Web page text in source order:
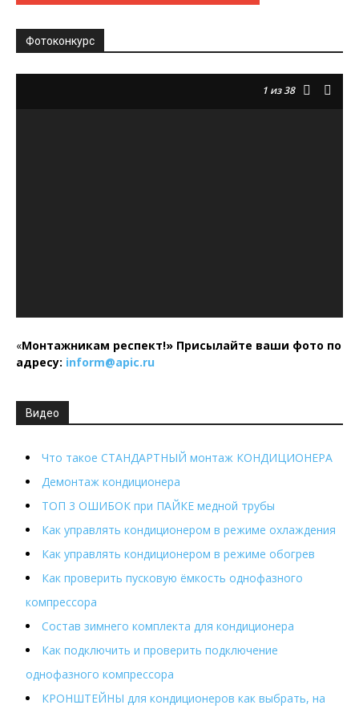
Фотоконкурс
1 из 38
«Монтажникам респект!» Присылайте ваши фото по
адресу: inform@apic.ru
Видео
Что такое СТАНДАРТНЫЙ монтаж КОНДИЦИОНЕРА
Демонтаж кондиционера
ТОП 3 ОШИБОК при ПАЙКЕ медной трубы
Как управлять кондиционером в режиме охлаждения
Как управлять кондиционером в режиме обогрев
Как проверить пусковую ёмкость однофазного
компрессора
Состав зимнего комплекта для кондиционера
Как подключить и проверить подключение
однофазного компрессора
КРОНШТЕЙНЫ для кондиционеров как выбрать, на